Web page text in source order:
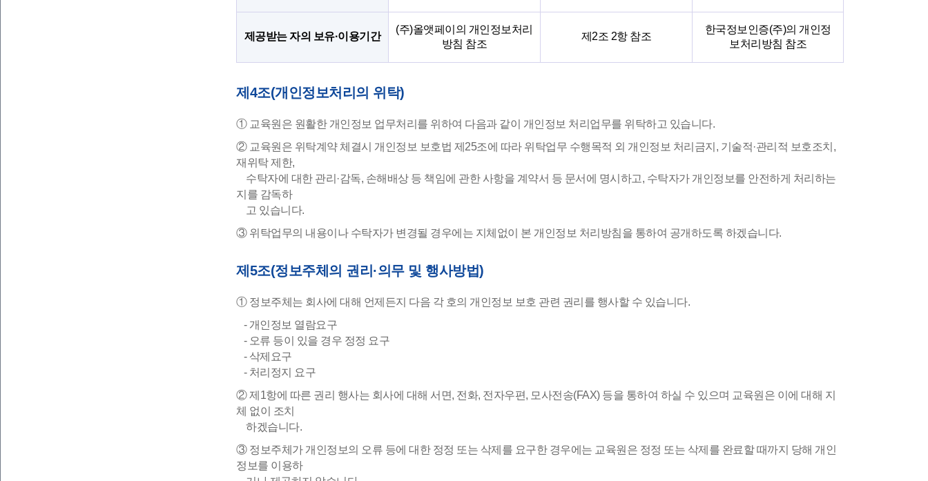
제공받는 자의 보유·이용기간
(주)올앳페이의 개인정보처리
방침 참조
제2조 2항 참조
한국정보인증(주)의 개인정
보처리방침 참조
제4조(개인정보처리의 위탁)
① 교육원은 원활한 개인정보 업무처리를 위하여 다음과 같이 개인정보 처리업무를 위탁하고 있습니다.
② 교육원은 위탁계약 체결시 개인정보 보호법 제25조에 따라 위탁업무 수행목적 외 개인정보 처리금지, 기술적·관리적 보호조치,
재위탁 제한,
수탁자에 대한 관리·감독, 손해배상 등 책임에 관한 사항을 계약서 등 문서에 명시하고, 수탁자가 개인정보를 안전하게 처리하는
지를 감독하
고 있습니다.
③ 위탁업무의 내용이나 수탁자가 변경될 경우에는 지체없이 본 개인정보 처리방침을 통하여 공개하도록 하겠습니다.
제5조(정보주체의 권리·의무 및 행사방법)
① 정보주체는 회사에 대해 언제든지 다음 각 호의 개인정보 보호 관련 권리를 행사할 수 있습니다.
- 개인정보 열람요구
- 오류 등이 있을 경우 정정 요구
- 삭제요구
- 처리정지 요구
② 제1항에 따른 권리 행사는 회사에 대해 서면, 전화, 전자우편, 모사전송(FAX) 등을 통하여 하실 수 있으며 교육원은 이에 대해 지
체 없이 조치
하겠습니다.
③ 정보주체가 개인정보의 오류 등에 대한 정정 또는 삭제를 요구한 경우에는 교육원은 정정 또는 삭제를 완료할 때까지 당해 개인
정보를 이용하